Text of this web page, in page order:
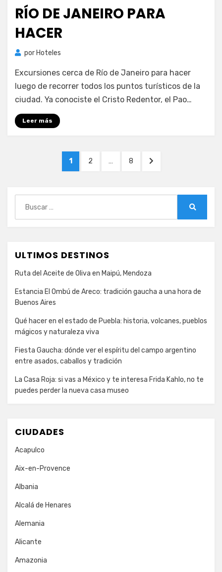
RÍO DE JANEIRO PARA
HACER
por Hoteles
Excursiones cerca de Río de Janeiro para hacer
luego de recorrer todos los puntos turísticos de la
ciudad. Ya conociste el Cristo Redentor, el Pao…
Leer más
Paginación
entradas
PÁGINA
1 PÁGINA
2 … PÁGINA
8
PÁGINA
ULTIMOS DESTINOS
Ruta del Aceite de Oliva en Maipú, Mendoza
Estancia El Ombú de Areco: tradición gaucha a una hora de
Buenos Aires
Qué hacer en el estado de Puebla: historia, volcanes, pueblos
mágicos y naturaleza viva
Fiesta Gaucha: dónde ver el espíritu del campo argentino
entre asados, caballos y tradición
La Casa Roja: si vas a México y te interesa Frida Kahlo, no te
puedes perder la nueva casa museo
CIUDADES
Acapulco
Aix-en-Provence
Albania
Alcalá de Henares
Alemania
Alicante
Amazonia